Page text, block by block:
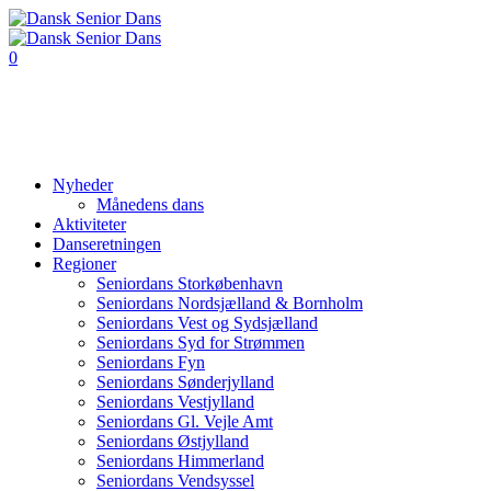
0
Nyheder
Månedens dans
Aktiviteter
Danseretningen
Regioner
Seniordans Storkøbenhavn
Seniordans Nordsjælland & Bornholm
Seniordans Vest og Sydsjælland
Seniordans Syd for Strømmen
Seniordans Fyn
Seniordans Sønderjylland
Seniordans Vestjylland
Seniordans Gl. Vejle Amt
Seniordans Østjylland
Seniordans Himmerland
Seniordans Vendsyssel